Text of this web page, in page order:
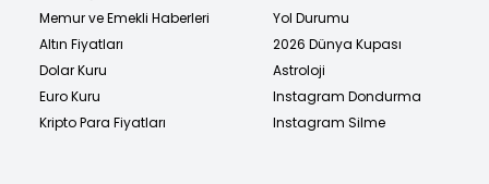
Memur ve Emekli Haberleri
Altın Fiyatları
Dolar Kuru
Euro Kuru
Kripto Para Fiyatları
Yol Durumu
2026 Dünya Kupası
Astroloji
Instagram Dondurma
Instagram Silme